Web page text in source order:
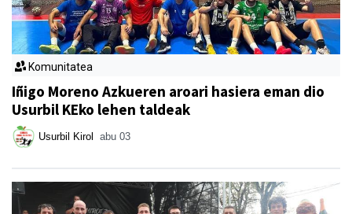
Komunitatea
Iñigo Moreno Azkueren aroari hasiera eman dio
Usurbil KEko lehen taldeak
Usurbil Kirol abu 03